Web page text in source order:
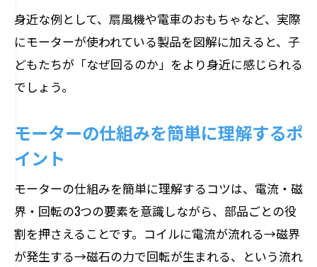
身近な例として、扇風機や電車のおもちゃなど、実際
にモーターが使われている製品を図解に加えると、子
どもたちが「なぜ回るのか」をより身近に感じられる
でしょう。
モーターの仕組みを簡単に理解するポ
イント
モーターの仕組みを簡単に理解するコツは、電流・磁
界・回転の3つの要素を意識しながら、部品ごとの役
割を押さえることです。コイルに電流が流れる→磁界
が発生する→磁石の力で回転が生まれる、という流れ